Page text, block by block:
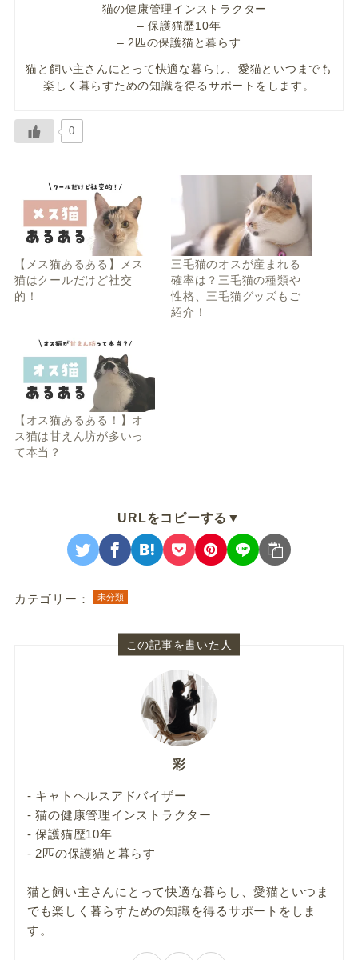
– 猫の健康管理インストラクター
– 保護猫歴10年
– 2匹の保護猫と暮らす
猫と飼い主さんにとって快適な暮らし、愛猫といつまでも
楽しく暮らすための知識を得るサポートをします。
0
【メス猫あるある】メス
猫はクールだけど社交
的！
三毛猫のオスが産まれる
確率は？三毛猫の種類や
性格、三毛猫グッズもご
紹介！
【オス猫あるある！】オ
ス猫は甘えん坊が多いっ
て本当？
URLをコピーする▼
カテゴリー： 未分類
この記事を書いた人
彩
- キャトヘルスアドバイザー
- 猫の健康管理インストラクター
- 保護猫歴10年
- 2匹の保護猫と暮らす
猫と飼い主さんにとって快適な暮らし、愛猫といつま
でも楽しく暮らすための知識を得るサポートをしま
す。